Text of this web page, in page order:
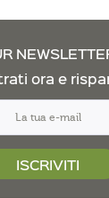
ora e
ISCRIVITI